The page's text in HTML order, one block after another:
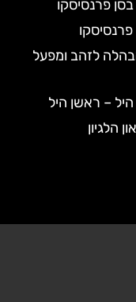
פרנסיסקו
לזהב ומפעל
– ראשן היל